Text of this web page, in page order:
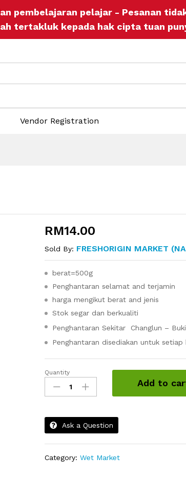
pembelajaran pelajar - Pesanan
tertakluk kepada hak cipta tuan
Vendor Registration
RM14.00
Sold By: FRESHORIGIN MARKET
berat=500g
Penghantaran selamat and terjamin
harga mengikut berat and jenis
Stok segar dan berkualiti
Penghantaran Sekitar Changlun –
Penghantaran disediakan untuk setiap
Udang
1/2kg
Quantity
Add to
Ask a Question
Category:Wet Market
Inquiries